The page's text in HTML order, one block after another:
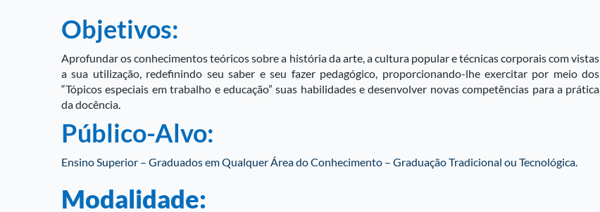
Objetivos:
Aprofundar os conhecimentos teóricos sobre a história da arte, a cultura popular e técnicas corporais com vistas
a sua utilização, redefinindo seu saber e seu fazer pedagógico, proporcionando-lhe exercitar por meio dos
“Tópicos especiais em trabalho e educação” suas habilidades e desenvolver novas competências para a prática
da docência.
Público-Alvo:
Ensino Superior – Graduados em Qualquer Área do Conhecimento – Graduação Tradicional ou Tecnológica.
Modalidade: